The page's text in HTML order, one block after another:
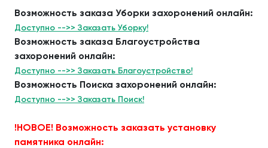
Возможность заказа Уборки захоронений онлайн:
Доступно -->> Заказать Уборку!
Возможность заказа Благоустройства
захоронений онлайн:
Доступно -->> Заказать Благоустройство!
Возможность Поиска захоронений онлайн:
Доступно -->> Заказать Поиск!
!НОВОЕ! Возможность заказать установку
памятника онлайн: